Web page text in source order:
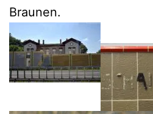
Braunen.